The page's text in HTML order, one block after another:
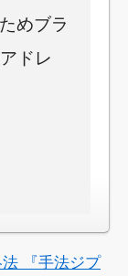
めブラ
ドレ
『手法ジプ